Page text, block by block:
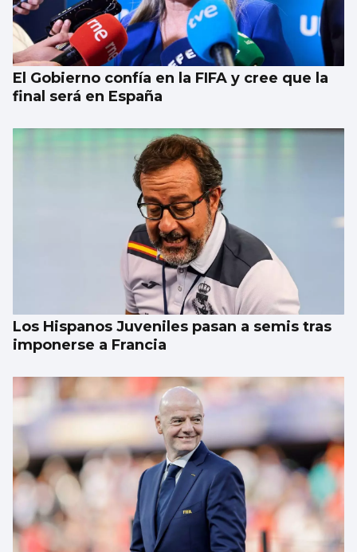
El Gobierno confía en la FIFA y cree que la
final será en España
Los Hispanos Juveniles pasan a semis tras
imponerse a Francia